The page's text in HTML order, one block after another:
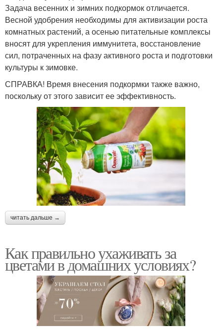
Задача весенних и зимних подкормок отличается.
Весной удобрения необходимы для активизации роста
комнатных растений, а осенью питательные комплексы
вносят для укрепления иммунитета, восстановление
сил, потраченных на фазу активного роста и подготовки
культуры к зимовке.
СПРАВКА! Время внесения подкормки также важно,
поскольку от этого зависит ее эффективность.
читать дальше →
Как правильно ухаживать за
цветами в домашних условиях?